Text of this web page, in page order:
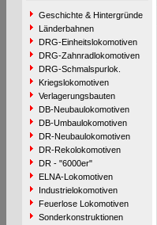
Geschichte & Hintergründe
Länderbahnen
DRG-Einheitslokomotiven
DRG-Zahnradlokomotiven
DRG-Schmalspurlok.
Kriegslokomotiven
Verlagerungsbauten
DB-Neubaulokomotiven
DB-Umbaulokomotiven
DR-Neubaulokomotiven
DR-Rekolokomotiven
DR - "6000er"
ELNA-Lokomotiven
Industrielokomotiven
Feuerlose Lokomotiven
Sonderkonstruktionen